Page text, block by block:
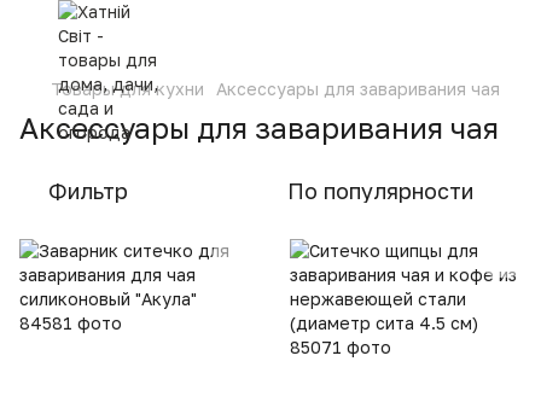
Товары для кухни Аксессуары для заваривания чая
Аксессуары для заваривания чая
Фильтр По популярности